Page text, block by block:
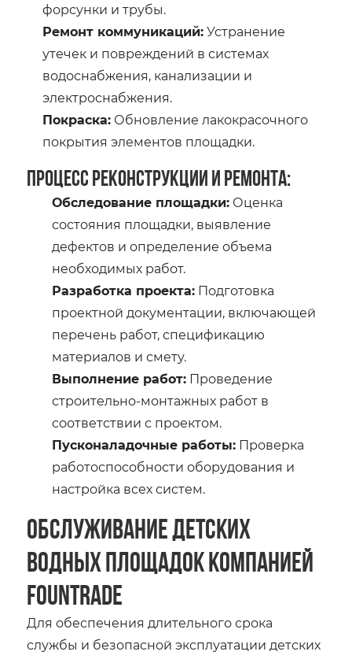
форсунки и трубы.
Ремонт коммуникаций:Устранение
утечек и повреждений в системах
водоснабжения, канализации и
электроснабжения.
Покраска: Обновление лакокрасочного
покрытия элементов площадки.
Процесс реконструкции и ремонта:
Обследование площадки: Оценка
состояния площадки, выявление
дефектов и определение объема
необходимых работ.
Разработка проекта: Подготовка
проектной документации, включающей
перечень работ, спецификацию
материалов и смету.
Выполнение работ: Проведение
строительно-монтажных работ в
соответствии с проектом.
Пусконаладочные работы: Проверка
работоспособности оборудования и
настройка всех систем.
Обслуживание детских
водных площадок компанией
Fountrade
Для обеспечения длительного срока
службы и безопасной эксплуатации детских